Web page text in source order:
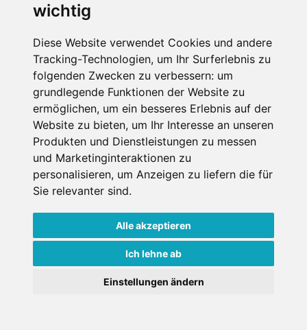
wichtig
Diese Website verwendet Cookies und andere
Tracking-Technologien, um Ihr Surferlebnis zu
folgenden Zwecken zu verbessern: um
grundlegende Funktionen der Website zu
ermöglichen, um ein besseres Erlebnis auf der
Website zu bieten, um Ihr Interesse an unseren
Produkten und Dienstleistungen zu messen
und Marketinginteraktionen zu
personalisieren, um Anzeigen zu liefern die für
Sie relevanter sind.
Alle akzeptieren
Ich lehne ab
Einstellungen ändern
Datenschutzbedingungen
Nutzungsbedingungen Impressum Kontakt
Copyright © Schneemenschen GmbH 2026